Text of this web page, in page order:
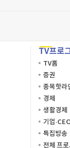
TV프로
TV홈
증권
종목핫라
경제
생활경제
기업
특집방송
전체 프